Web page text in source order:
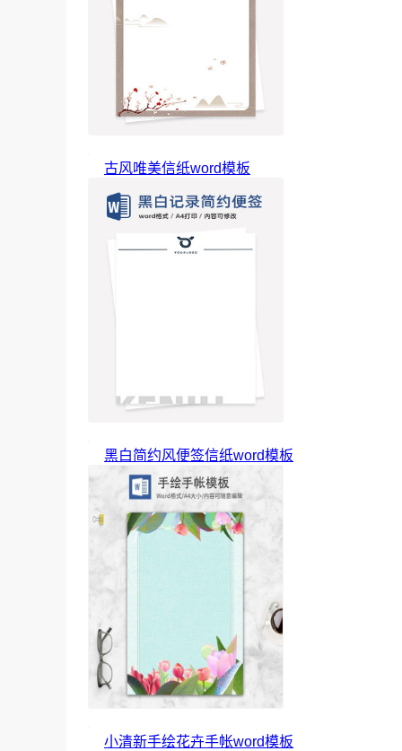
古风唯美信纸word模板
黑白简约风便签信纸word模板
小清新手绘花卉手帐word模板